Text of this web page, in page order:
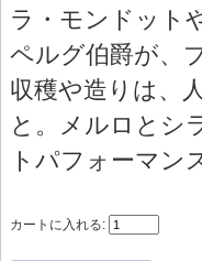
ラ・モンドット
ペルグ伯爵が、
収穫や造りは、
と。メルロとシ
トパフォーマン
カートに入れる: